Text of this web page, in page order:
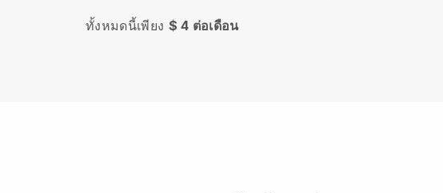
ทั้งหมดนี้เพียง $ 4 ต่อเดือน